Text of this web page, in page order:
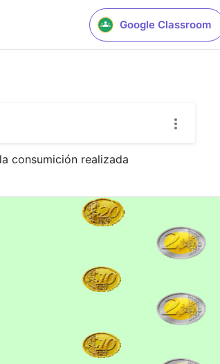
Google Classroom
consumición realizada